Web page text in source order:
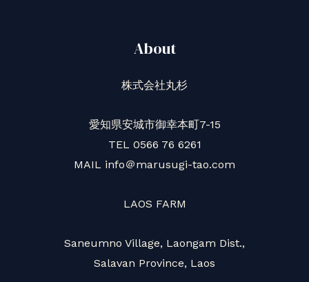
About
株式会社丸杉
愛知県安城市御幸本町7-15
TEL 0566 76 6261
MAIL info＠marusugi-tao.com
LAOS FARM
Saneumno Village, Laongam Dist.,
Salavan Province, Laos